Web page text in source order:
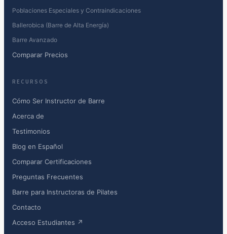
Poblaciones Especiales y Contraindicaciones
Ballerobica (Barre de Alta Energía)
Barre Avanzado
Comparar Precios
RECURSOS
Cómo Ser Instructor de Barre
Acerca de
Testimonios
Blog en Español
Comparar Certificaciones
Preguntas Frecuentes
Barre para Instructoras de Pilates
Contacto
Acceso Estudiantes ↗